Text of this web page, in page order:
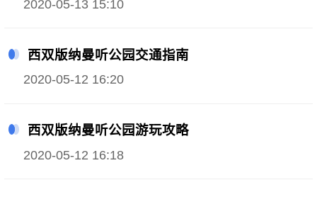
2020-05-13 15:10
西双版纳曼听公园交通指南
2020-05-12 16:20
西双版纳曼听公园游玩攻略
2020-05-12 16:18